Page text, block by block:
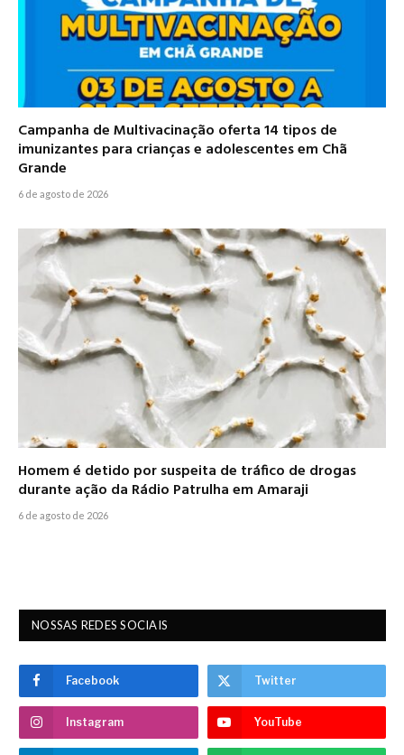
Campanha de Multivacinação oferta 14 tipos de
imunizantes para crianças e adolescentes em Chã
Grande
6 de agosto de 2026
Homem é detido por suspeita de tráfico de drogas
durante ação da Rádio Patrulha em Amaraji
6 de agosto de 2026
NOSSAS REDES SOCIAIS
Facebook Twitter
Instagram YouTube